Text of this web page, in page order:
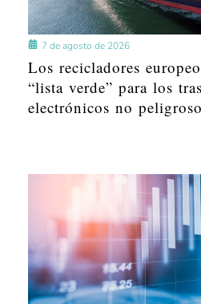
7 de agosto de 2026
Los recicladores
“lista verde” para los
electrónicos no